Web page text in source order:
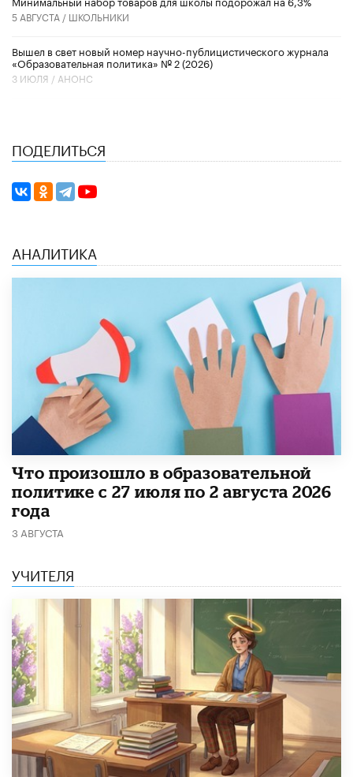
5 АВГУСТА / ШКОЛЬНИКИ
Вышел в свет новый номер научно-публицистического журнала
«Образовательная политика» № 2 (2026)
3 ИЮЛЯ / АНОНС
ПОДЕЛИТЬСЯ
АНАЛИТИКА
​Что произошло в образовательной
политике с 27 июля по 2 августа 2026
года
3 АВГУСТА
УЧИТЕЛЯ